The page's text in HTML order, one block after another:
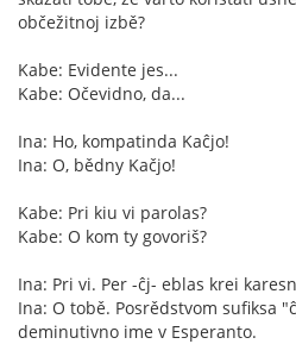
občežitnoj izbě?
Kabe: Evidente jes...
Kabe: Očevidno, da...
Ina: Ho, kompatinda Kaĉjo!
Ina: O, bědny Kačjo!
Kabe: Pri kiu vi parolas?
Kabe: O kom ty govoriš?
Ina: Pri vi. Per -ĉj- eblas krei
Ina: O tobě. Posrědstvom sufiksa
deminutivno ime v Esperanto.